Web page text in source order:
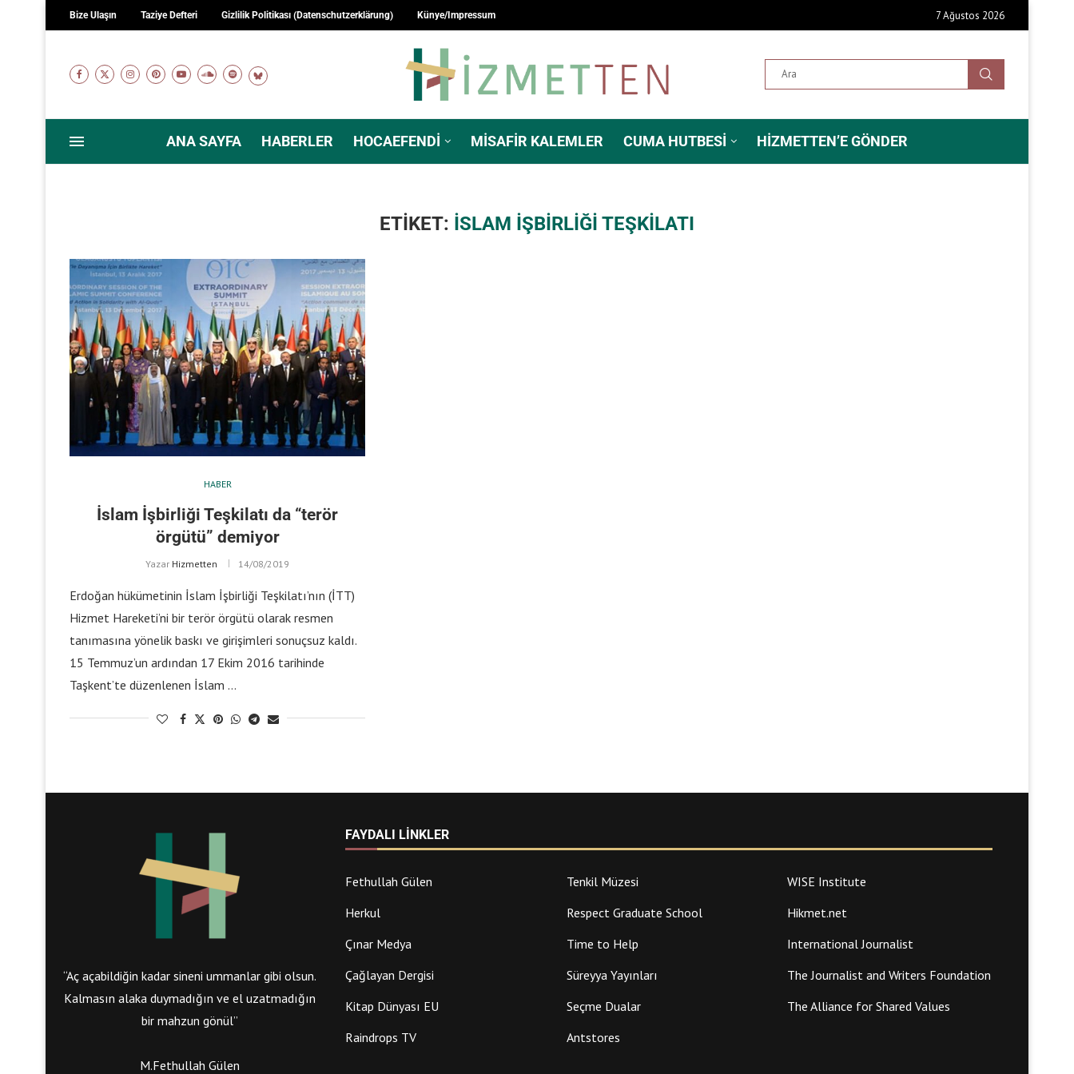
Bize Ulaşın Taziye Defteri Gizlilik Politikası (Datenschutzerklärung) Künye/Impressum 7 Ağustos 2026
ANA SAYFA HABERLER HOCAEFENDI MISAFIR KALEMLER CUMA HUTBESI HIZMETTEN’E GÖNDER
ETIKET: İSLAM İŞBIRLIĞI TEŞKILATI
HABER
İslam İşbirliği Teşkilatı da “terör
örgütü” demiyor
Yazar Hizmetten 14/08/2019
Erdoğan hükümetinin İslam İşbirliği Teşkilatı’nın (İTT)
Hizmet Hareketi’ni bir terör örgütü olarak resmen
tanımasına yönelik baskı ve girişimleri sonuçsuz kaldı.
15 Temmuz’un ardından 17 Ekim 2016 tarihinde
Taşkent’te düzenlenen İslam …
“Aç açabildiğin kadar sineni ummanlar gibi olsun.
Kalmasın alaka duymadığın ve el uzatmadığın
bir mahzun gönül”
M.Fethullah Gülen
FAYDALI LINKLER
Fethullah Gülen Tenkil Müzesi
WISE Institute
Herkul
Respect Graduate School
Hikmet.net
Çınar Medya
Time to Help
International Journalist
Çağlayan Dergisi
Süreyya Yayınları
The Journalist and Writers Foundation
Kitap Dünyası EU
Seçme Dualar
The Alliance for Shared Values
Raindrops TV
Antstores